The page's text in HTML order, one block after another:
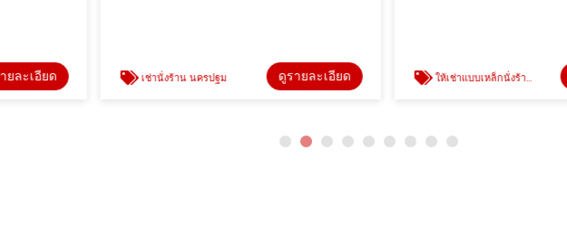
เอียด เช่านั่งร้าน นครปฐม ดูรายละเอียด ให้เช่าแบบเหล็กนั่งร้านพร้อมอุปกรณ์ ดู